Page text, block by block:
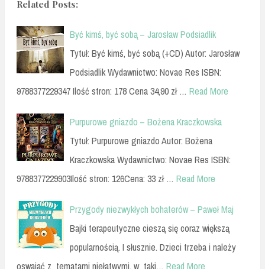
Related Posts:
Być kimś, być sobą – Jarosław Podsiadlik
Tytuł: Być kimś, być sobą (+CD) Autor: Jarosław
Podsiadlik Wydawnictwo: Novae Res ISBN:
9788377229347 Ilość stron: 178 Cena 34,90 zł … Read More
Purpurowe gniazdo – Bożena Kraczkowska
Tytuł: Purpurowe gniazdo Autor: Bożena
Kraczkowska Wydawnictwo: Novae Res ISBN:
9788377229903Ilość stron: 126Cena: 33 zł … Read More
Przygody niezwykłych bohaterów – Paweł Maj
Bajki terapeutyczne cieszą się coraz większą
popularnością. I słusznie. Dzieci trzeba i należy
oswajać z tematami niełatwymi, w taki… Read More